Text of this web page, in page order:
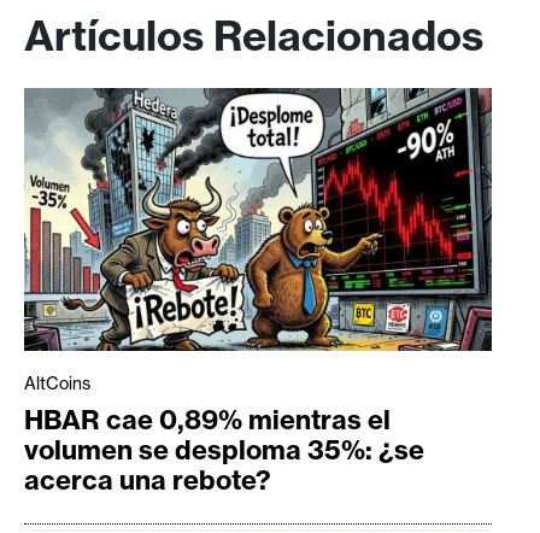
Artículos Relacionados
AltCoins
HBAR cae 0,89% mientras el
volumen se desploma 35%: ¿se
acerca una rebote?